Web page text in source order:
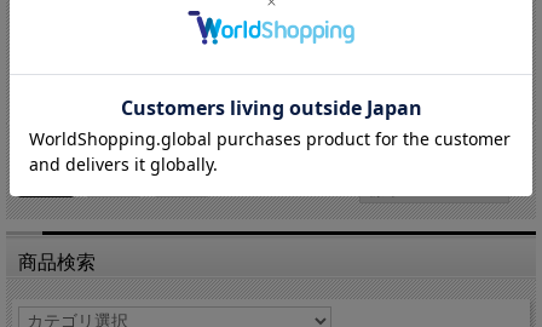
価格： 7,800円(税込 8,580円)
1 / 1ページ（全6件）
商品検索